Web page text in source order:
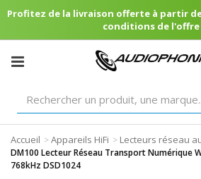
Profitez de la livraison offerte à partir de
conditions de l'offre
Accueil >Appareils HiFi > Lecteurs réseau
DM100 Lecteur Réseau Transport Numérique
768kHz DSD1024